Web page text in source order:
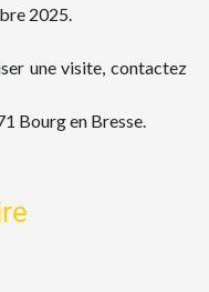
2025.
une visite, contactez
Bourg en Bresse.